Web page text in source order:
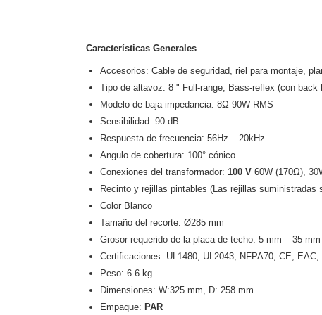
Características Generales
Accesorios: Cable de seguridad, riel para montaje,
Tipo de altavoz: 8 " Full-range, Bass-reflex (con back
Modelo de baja impedancia: 8Ω 90W RMS
Sensibilidad: 90 dB
Respuesta de frecuencia: 56Hz – 20kHz
Angulo de cobertura: 100° cónico
Conexiones del transformador: 100 V 60W (170Ω),
Recinto y rejillas pintables (Las rejillas suministradas
Color Blanco
Tamaño del recorte: Ø285 mm
Grosor requerido de la placa de techo: 5 mm – 35 mm
Certificaciones: UL1480, UL2043, NFPA70, CE, EAC,
Peso: 6.6 kg
Dimensiones: W:325 mm, D: 258 mm
Empaque: PAR